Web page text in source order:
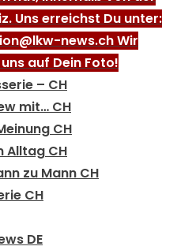
Uns erreichst Du unter:
news.ch Wir
auf Dein Foto!
– CH
mit… CH
CH
Alltag CH
zu Mann CH
CH
DE